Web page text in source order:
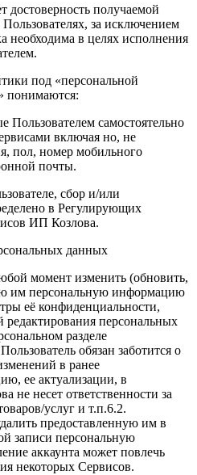
достоверность получаемой
за исключением
необходима в целях исполнения
под «персональной
понимаются:
Пользователем самостоятельно
включая но, не
пол, номер мобильного
почты.
сбор и/или
в Регулирующих
ИП Козлова.
данных
момент изменить (обновить,
им персональную информацию
её конфиденциальности,
персональных
разделе
обязан заботится о
в ранее
ее актуализации, в
не несет ответственности за
услуг и т.п.6.2.
предоставленную им в
записи персональную
аккаунта может повлечь
некоторых Сервисов.